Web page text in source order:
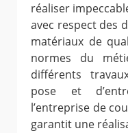
réaliser
avec respect des
matériaux de
normes du
différents
pose et
l’entreprise de
garantit une